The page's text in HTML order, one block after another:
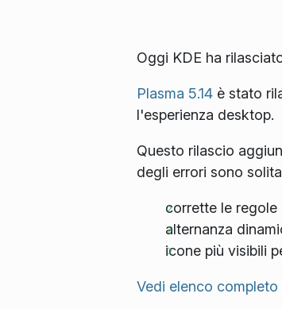
Oggi KDE ha
Plasma 5.14 è stato
l'esperienza desktop.
Questo rilascio
degli errori sono
corrette le regole
alternanza
icone più visibili
Vedi elenco